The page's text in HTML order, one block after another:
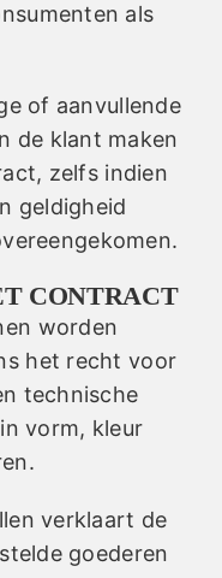
als
of aanvullende
de klant maken
zelfs indien
geldigheid
CONTRACT
worden
het recht voor
technische
vorm, kleur
verklaart de
goederen